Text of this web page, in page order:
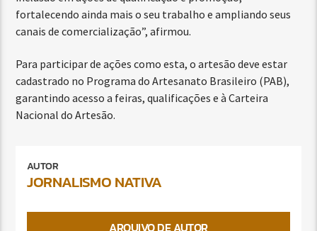
fortalecendo ainda mais o seu trabalho e ampliando seus
canais de comercialização”, afirmou.
Para participar de ações como esta, o artesão deve estar
cadastrado no Programa do Artesanato Brasileiro (PAB),
garantindo acesso a feiras, qualificações e à Carteira
Nacional do Artesão.
AUTOR
JORNALISMO NATIVA
ARQUIVO DE AUTOR